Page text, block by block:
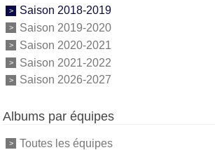
Saison 2018-2019
Saison 2019-2020
Saison 2020-2021
Saison 2021-2022
Saison 2026-2027
Albums par équipes
Toutes les équipes